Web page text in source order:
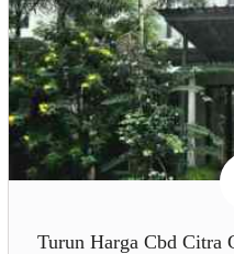
Turun Harga Cbd Citra